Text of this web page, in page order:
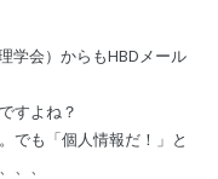
学会）からもHBDメール
すよね？
でも「個人情報だ！」と
、、